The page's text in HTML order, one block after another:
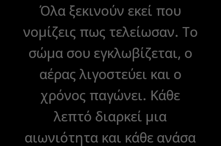
Όλα ξεκινούν εκεί που
νομίζεις πως τελείωσαν. Το
σώμα σου εγκλωβίζεται, ο
αέρας λιγοστεύει και ο
χρόνος παγώνει. Κάθε
λεπτό διαρκεί μια
αιωνιότητα και κάθε ανάσα